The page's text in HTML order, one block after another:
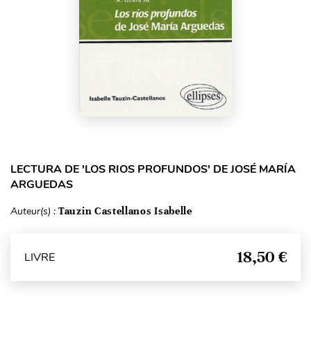
LECTURA DE 'LOS RIOS PROFUNDOS' DE JOSÉ MARÍA
ARGUEDAS
Auteur(s) : Tauzin Castellanos Isabelle
LIVRE 18,50 €